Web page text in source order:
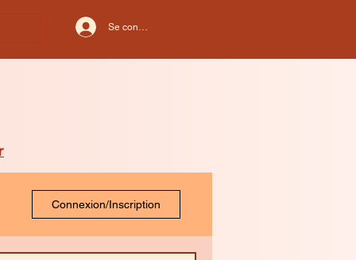
Se connecter
Connexion/Inscription